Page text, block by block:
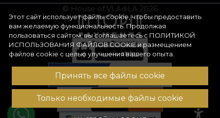
Этот сайт использует файлы cookie, чтобы предоставить
вам желаемую функциональность. Продолжая
пользоваться сайтом, вы соглашаетесь с ПОЛИТИКОЙ
ИСПОЛЬЗОВАНИЯ ФАЙЛОВ COOKIEи размещением
файлов cookie с целью улучшения вашего опыта.
Принять все файлы cookie
Только необходимые файлы cookie
© House of VLAdiLA 2026